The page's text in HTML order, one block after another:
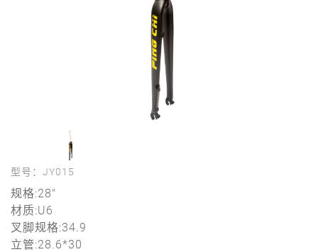
型号：JY015
规格:28"
材质:U6
叉脚规格:34.9
立管:28.6*30